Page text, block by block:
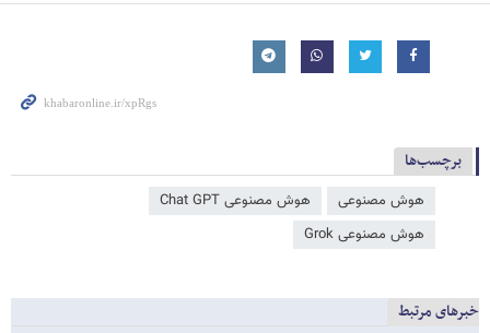
برچسب‌ها
هوش مصنوعی
هوش مصنوعی Chat GPT
هوش مصنوعی Grok
خبرهای مرتبط